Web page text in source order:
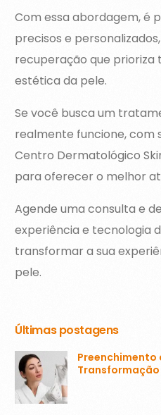
Com essa abordagem, é
precisos e
recuperação que prioriza
estética da pele.
Se você busca um
realmente funcione, com
Centro Dermatológico
para oferecer o melhor
Agende uma consulta e
experiência e tecnologia
transformar a sua
pele.
Últimas postagens
Preenchimento